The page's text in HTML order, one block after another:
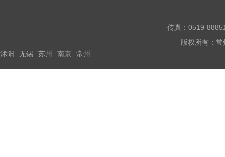
传真：0519-
版权所有：
沭阳
无锡 苏州 南京 常州